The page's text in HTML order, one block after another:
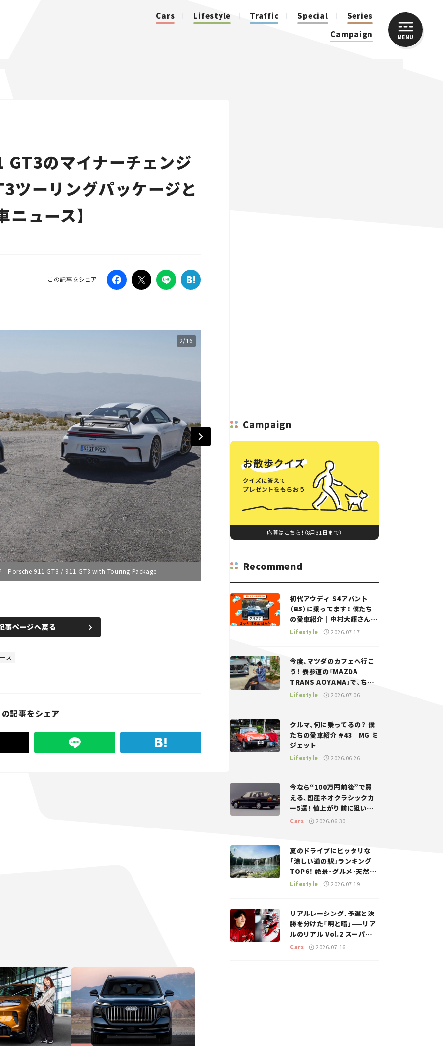
Cars Lifestyle Traffic Special
Series
Campaign
MENU
GT3のマイナーチェンジ
ツーリングパッケージと
ュース】
この記事をシェア
2/16
Porsche 911 GT3 / 911 GT3 with Touring Package
事ページへ戻る
ス
の記事をシェア
Campaign
応募はこちら！（8月31日まで）
Recommend
初代アウディ S4アバント
（B5）に乗ってます！ 僕たち
の愛車紹介｜中村大輝さん
——瀬イオナと嶋田智之の
Lifestyle 2026.07.17
今度、マツダのカフェへ行こ
う！ 表参道の「MAZDA
TRANS AOYAMA」で、ちょ
っとひと息。——連載｜CCG
Lifestyle 2026.07.06
クルマ、何に乗ってるの？ 僕
たちの愛車紹介 #43｜MG ミ
ジェット
Lifestyle 2026.06.26
今なら“100万円前後”で買
える、国産ネオクラシックカ
ー5選！ 値上がり前に狙いた
い、中古車探しをお手伝い――ち
Cars 2026.06.30
夏のドライブにピッタリな
「涼しい道の駅」ランキング
TOP6！ 絶景・グルメ・天然ク
ーラーなど、避暑におすすめ
Lifestyle 2026.07.19
リアルレーシング、予選と決
勝を分けた「明と暗」——リア
ルのリアル Vol.2 スーパー
GT 2026開幕戦 岡山国際サ
Cars 2026.07.16
CLOSE
Traffic
Special